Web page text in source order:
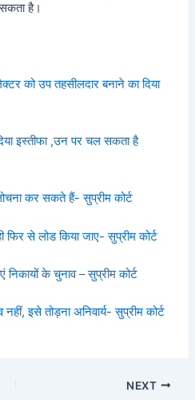
है।
को उप तहसीलदार बनाने का दिया
इस्तीफा ,उन पर चल सकता है
कर सकते हैं- सुप्रीम कोर्ट
फिर से लोड किया जाए- सुप्रीम कोर्ट
के चुनाव – सुप्रीम कोर्ट
इसे तोड़ना अनिवार्य- सुप्रीम कोर्ट
NEXT